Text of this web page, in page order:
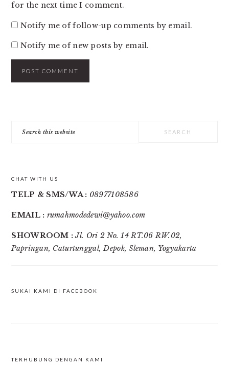
for the next time I comment.
Notify me of follow-up comments by email.
Notify me of new posts by email.
SIDEBAR
CHAT WITH US
TELP & SMS/WA : 08977108586
EMAIL : rumahmodedewi@yahoo.com
SHOWROOM :Jl. Ori 2 No. 14 RT.06 RW.02,
Papringan, Caturtunggal, Depok, Sleman, Yogyakarta
SUKAI KAMI DI FACEBOOK
TERHUBUNG DENGAN KAMI